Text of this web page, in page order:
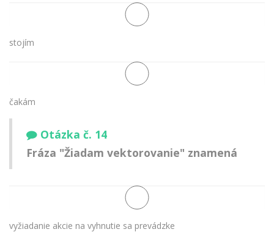
stojím
čakám
Otázka č. 14
Fráza "Žiadam vektorovanie" znamená
vyžiadanie akcie na vyhnutie sa prevádzke